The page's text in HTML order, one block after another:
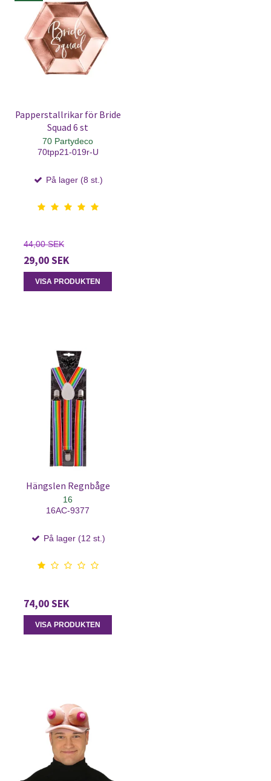
Papperstallrikar för Bride
Squad 6 st
70 Partydeco
70tpp21-019r-U
På lager (8 st.)
44,00 SEK
29,00 SEK
VISA PRODUKTEN
Hängslen Regnbåge
16
16AC-9377
På lager (12 st.)
74,00 SEK
VISA PRODUKTEN